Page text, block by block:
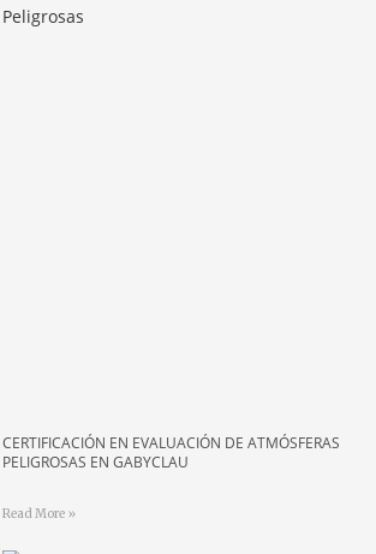
CERTIFICACIÓN EN EVALUACIÓN DE ATMÓSFERAS
PELIGROSAS EN GABYCLAU
Read More »